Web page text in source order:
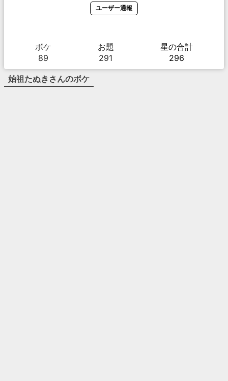
ユーザー通報
ボケ
89
お題
291
星の合計
296
始祖たぬき さんのボケ